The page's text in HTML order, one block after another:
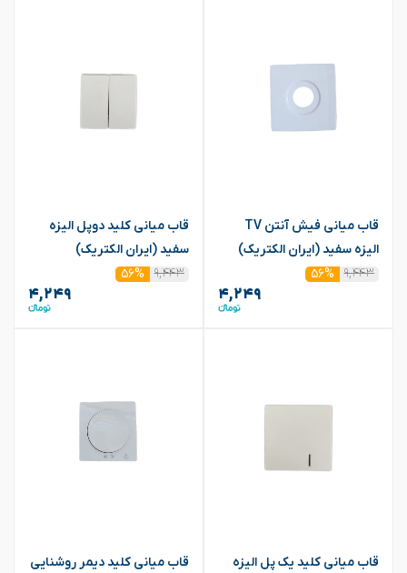
قاب میانی فیش آنتن TV
الیزه سفید (ایران الکتریک)
۹,۴۴۳
۵۶%
۴,۲۴۹
قاب میانی کلید دوپل الیزه
سفید (ایران الکتریک)
۹,۴۴۳
۵۶%
۴,۲۴۹
قاب میانی کلید یک پل الیزه
قاب میانی کلید دیمر روشنایی